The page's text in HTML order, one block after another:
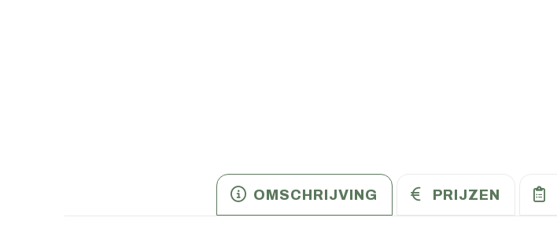
OMSCHRIJVING PRIJZEN